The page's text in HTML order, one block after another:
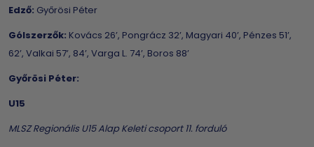
Edző: Győrösi Péter
Gólszerzők: Kovács 26’, Pongrácz 32’, Magyari 40’, Pénzes 51’,
62’, Valkai 57’, 84’, Varga L. 74’, Boros 88’
Győrösi Péter:
U15
MLSZ Regionális U15 Alap Keleti csoport 11. forduló